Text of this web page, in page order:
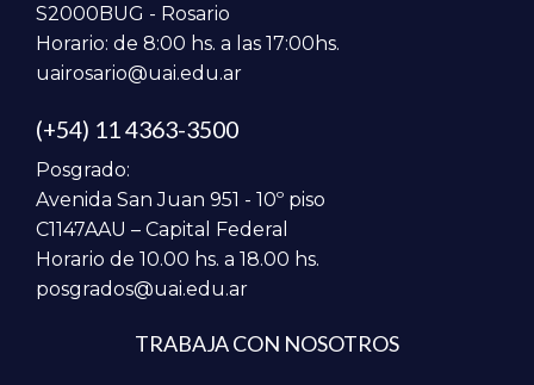
S2000BUG - Rosario
Horario: de 8:00 hs. a las 17:00hs.
uairosario@uai.edu.ar
(+54) 11 4363-3500
Posgrado:
Avenida San Juan 951 - 10º piso
C1147AAU – Capital Federal
Horario de 10.00 hs. a 18.00 hs.
posgrados@uai.edu.ar
TRABAJA CON NOSOTROS